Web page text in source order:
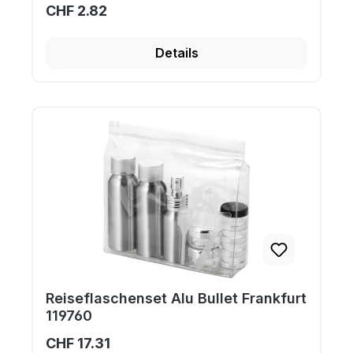
CHF 2.82
Details
Reiseflaschenset Alu Bullet Frankfurt
119760
CHF 17.31